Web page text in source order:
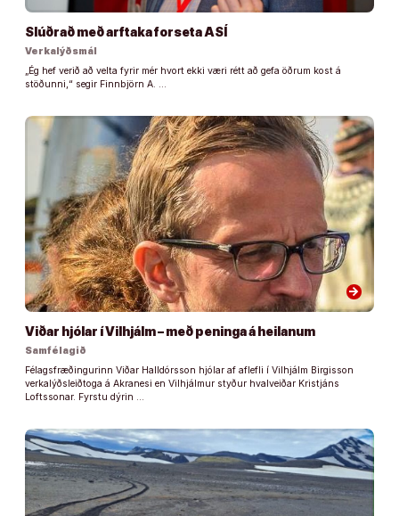
Slúðrað með arftaka forseta ASÍ
Verkalýðsmál
„Ég hef verið að velta fyrir mér hvort ekki væri rétt að gefa öðrum kost á
stöðunni,“ segir Finnbjörn A. …
arrow_forward
Viðar hjólar í Vilhjálm – með peninga á heilanum
Samfélagið
Félagsfræðingurinn Viðar Halldórsson hjólar af aflefli í Vilhjálm Birgisson
verkalýðsleiðtoga á Akranesi en Vilhjálmur styður hvalveiðar Kristjáns
Loftssonar. Fyrstu dýrin …